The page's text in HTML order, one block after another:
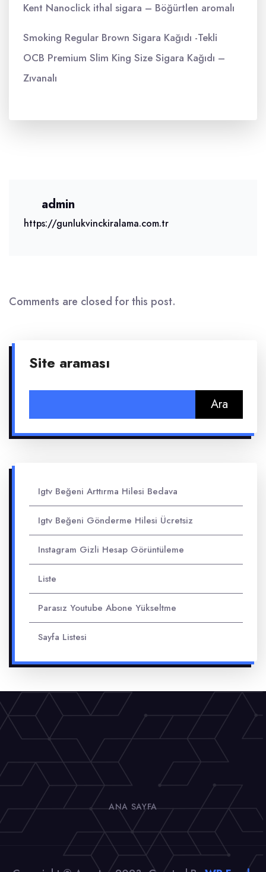
Kent Nanoclick ithal sigara – Böğürtlen aromalı
Smoking Regular Brown Sigara Kağıdı -Tekli
OCB Premium Slim King Size Sigara Kağıdı –
Zıvanalı
admin
https://gunlukvinckiralama.com.tr
Comments are closed for this post.
Site araması
Igtv Beğeni Arttırma Hilesi Bedava
Igtv Beğeni Gönderme Hilesi Ücretsiz
Instagram Gizli Hesap Görüntüleme
Liste
Parasız Youtube Abone Yükseltme
Sayfa Listesi
ANA SAYFA